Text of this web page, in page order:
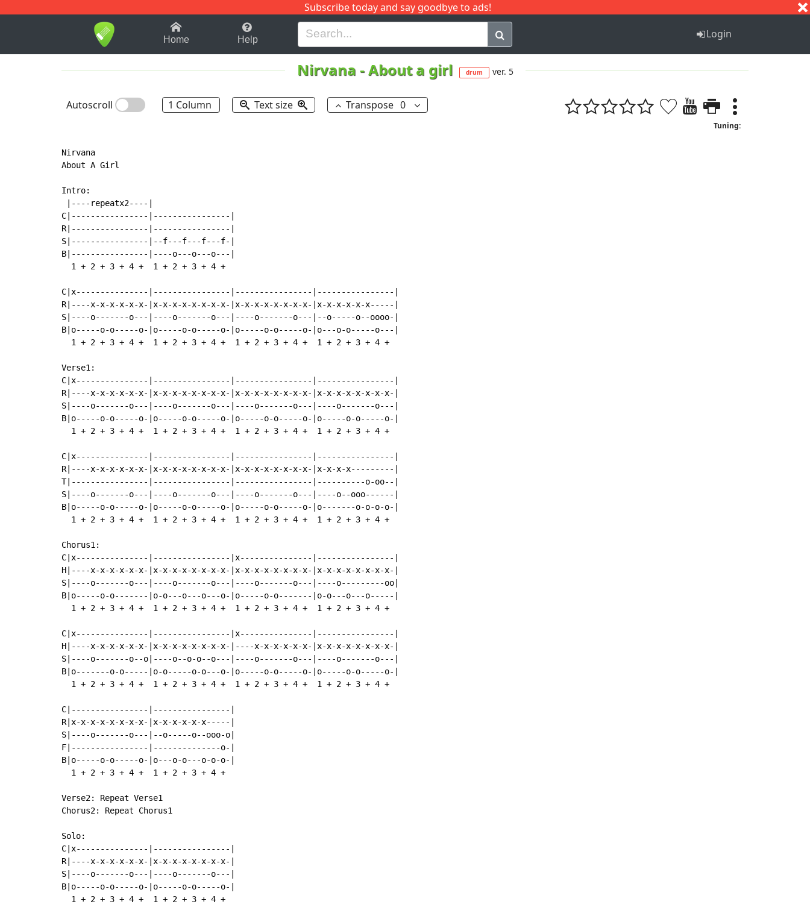
Subscribe today and say goodbye to ads!
1-9 B H I J Q
Home Help Login
Nirvana -About a girl drum ver. 5
Autoscroll 1 Column Text size Transpose 0
Tuning:
Nirvana
About A Girl
Intro:
|----repeatx2----|
C|----------------|----------------|
R|----------------|----------------|
S|----------------|--f---f---f---f-|
B|----------------|----o---o---o---|
  1 + 2 + 3 + 4 +  1 + 2 + 3 + 4 +
C|x---------------|----------------|----------------|----------------|
R|----x-x-x-x-x-x-|x-x-x-x-x-x-x-x-|x-x-x-x-x-x-x-x-|x-x-x-x-x-x-----|
S|----o-------o---|----o-------o---|----o-------o---|--o-----o--oooo-|
B|o-----o-o-----o-|o-----o-o-----o-|o-----o-o-----o-|o---o-o-----o---|
  1 + 2 + 3 + 4 +  1 + 2 + 3 + 4 +  1 + 2 + 3 + 4 +  1 + 2 + 3 + 4 +
Verse1:
C|x---------------|----------------|----------------|----------------|
R|----x-x-x-x-x-x-|x-x-x-x-x-x-x-x-|x-x-x-x-x-x-x-x-|x-x-x-x-x-x-x-x-|
S|----o-------o---|----o-------o---|----o-------o---|----o-------o---|
B|o-----o-o-----o-|o-----o-o-----o-|o-----o-o-----o-|o-----o-o-----o-|
  1 + 2 + 3 + 4 +  1 + 2 + 3 + 4 +  1 + 2 + 3 + 4 +  1 + 2 + 3 + 4 +
C|x---------------|----------------|----------------|----------------|
R|----x-x-x-x-x-x-|x-x-x-x-x-x-x-x-|x-x-x-x-x-x-x-x-|x-x-x-x---------|
T|----------------|----------------|----------------|----------o-oo--|
S|----o-------o---|----o-------o---|----o-------o---|----o--ooo------|
B|o-----o-o-----o-|o-----o-o-----o-|o-----o-o-----o-|o-------o-o-o-o-|
  1 + 2 + 3 + 4 +  1 + 2 + 3 + 4 +  1 + 2 + 3 + 4 +  1 + 2 + 3 + 4 +
Chorus1:
C|x---------------|----------------|x---------------|----------------|
H|----x-x-x-x-x-x-|x-x-x-x-x-x-x-x-|x-x-x-x-x-x-x-x-|x-x-x-x-x-x-x-x-|
S|----o-------o---|----o-------o---|----o-------o---|----o---------oo|
B|o-----o-o-------|o-o---o---o---o-|o-----o-o-------|o-o---o---o-----|
  1 + 2 + 3 + 4 +  1 + 2 + 3 + 4 +  1 + 2 + 3 + 4 +  1 + 2 + 3 + 4 +
C|x---------------|----------------|x---------------|----------------|
H|----x-x-x-x-x-x-|x-x-x-x-x-x-x-x-|----x-x-x-x-x-x-|x-x-x-x-x-x-x-x-|
S|----o-------o--o|----o--o-o--o---|----o-------o---|----o-------o---|
B|o-------o-o-----|o-o-----o-o---o-|o-----o-o-----o-|o-----o-o-----o-|
  1 + 2 + 3 + 4 +  1 + 2 + 3 + 4 +  1 + 2 + 3 + 4 +  1 + 2 + 3 + 4 +
C|----------------|----------------|
R|x-x-x-x-x-x-x-x-|x-x-x-x-x-x-----|
S|----o-------o---|--o-----o--ooo-o|
F|----------------|--------------o-|
B|o-----o-o-----o-|o---o-o---o-o-o-|
  1 + 2 + 3 + 4 +  1 + 2 + 3 + 4 +
Verse2: Repeat Verse1
Chorus2: Repeat Chorus1
Solo:
C|x---------------|----------------|
R|----x-x-x-x-x-x-|x-x-x-x-x-x-x-x-|
S|----o-------o---|----o-------o---|
B|o-----o-o-----o-|o-----o-o-----o-|
  1 + 2 + 3 + 4 +  1 + 2 + 3 + 4 +